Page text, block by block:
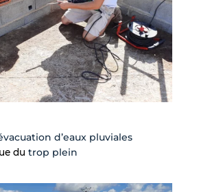
d’eaux pluviales
dutrop plein